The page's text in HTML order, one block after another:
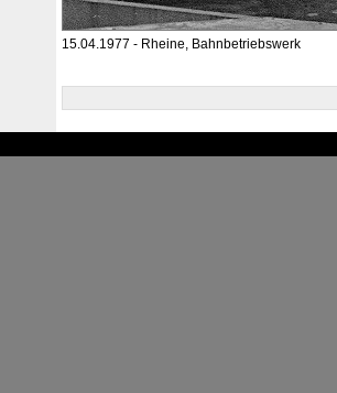
15.04.1977 - Rheine, Bahnbetriebswerk